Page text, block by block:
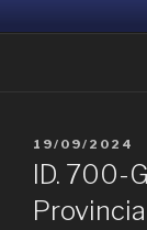
al
Ayudamos a
PUBLICADO
EL
19/09/2024
ID. 700-